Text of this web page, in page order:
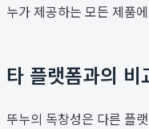
누가 제공하는 모든 제품
타 플랫폼과의
뚜누의 독창성은 다른 플